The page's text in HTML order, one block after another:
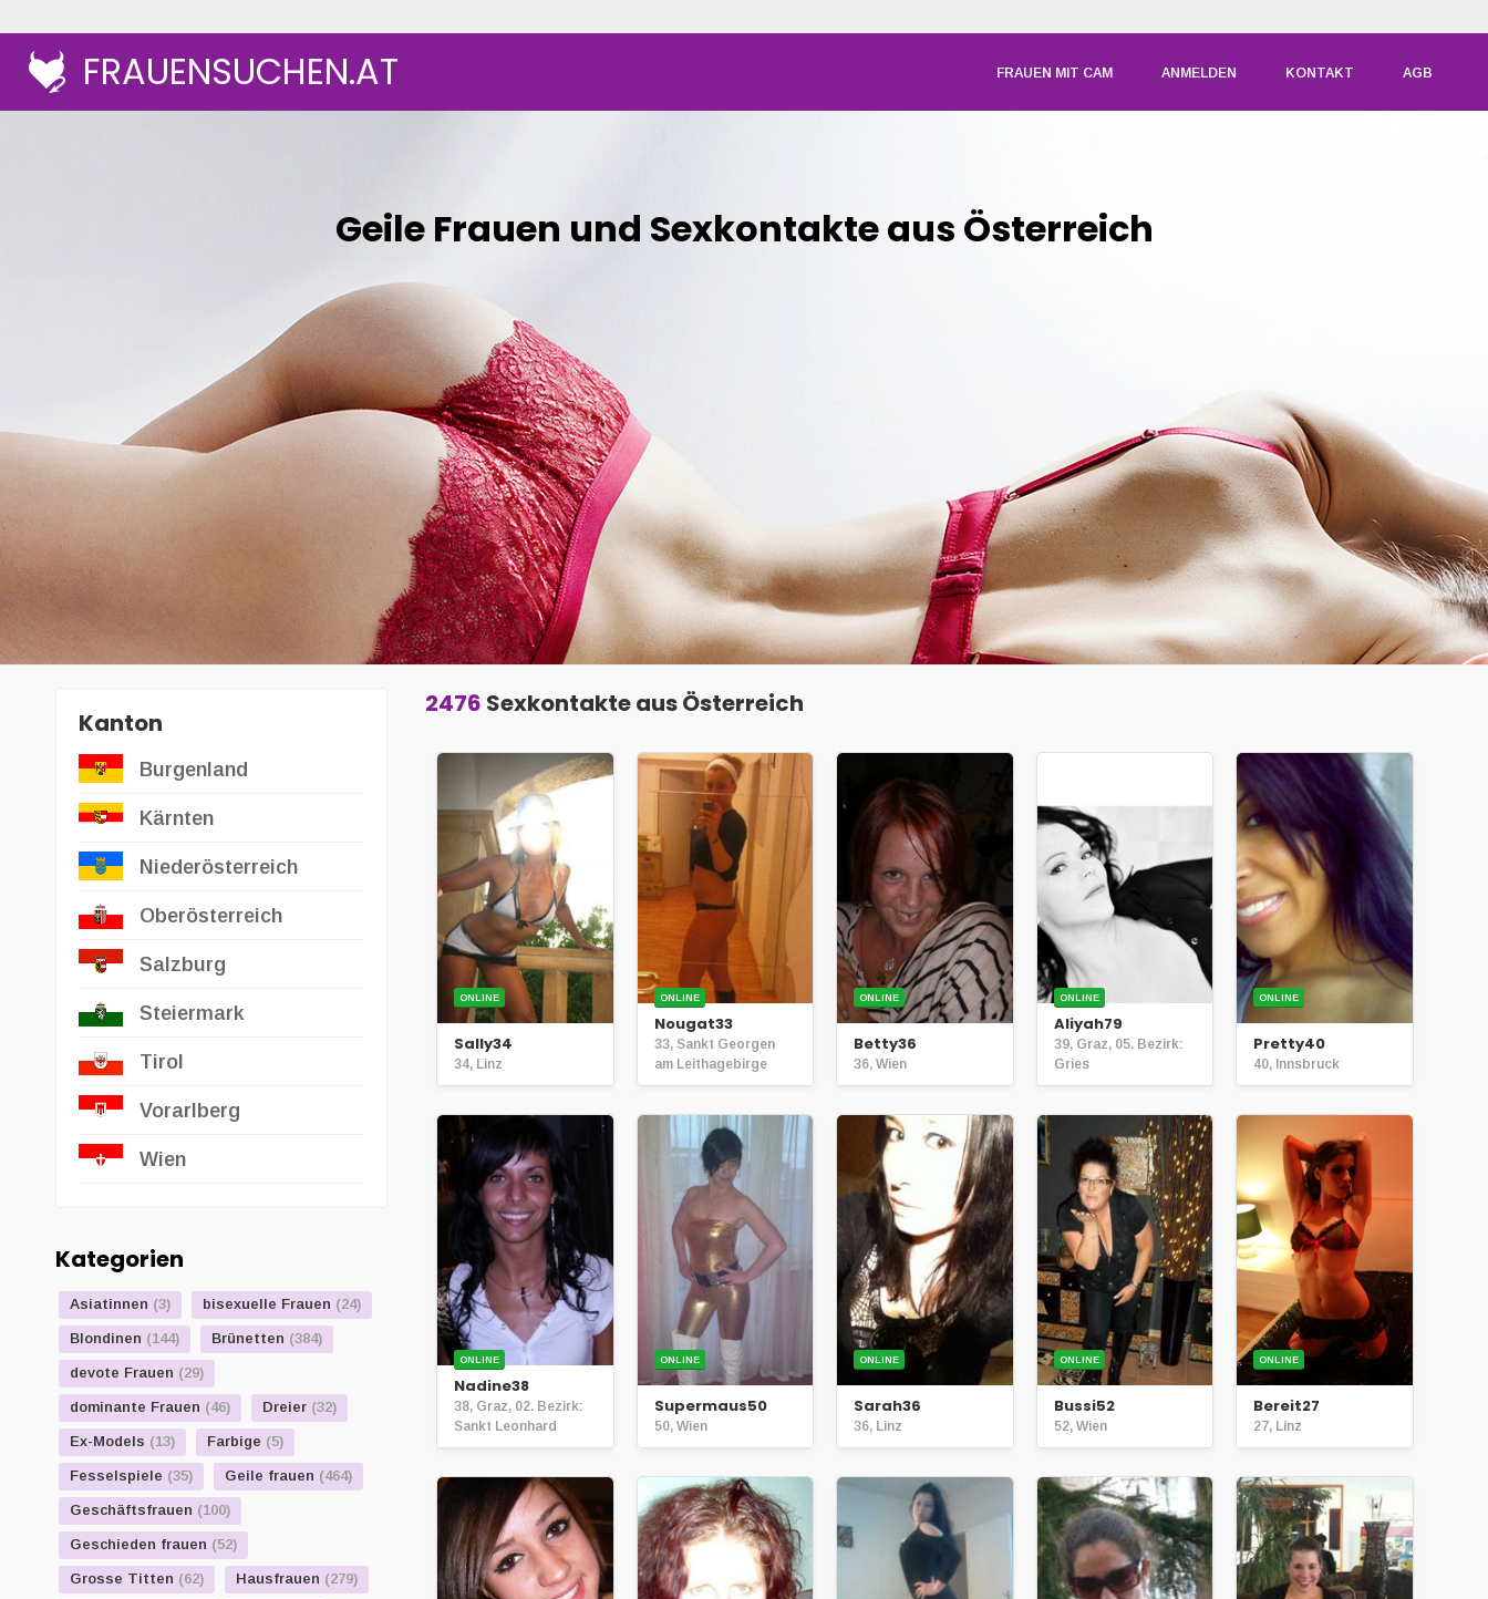
FRAUENSUCHEN.AT FRAUEN MIT CAM ANMELDEN KONTAKT AGB
Geile Frauen und Sexkontakte aus Österreich
Kanton
Burgenland
Kärnten
Niederösterreich
Oberösterreich
Salzburg
Steiermark
Tirol
Vorarlberg
Wien
Kategorien
Asiatinnen (3) bisexuelle Frauen (24)
Blondinen (144) Brünetten (384)
devote Frauen (29)
dominante Frauen (46) Dreier (32)
Ex-Models (13) Farbige (5)
Fesselspiele (35) Geile frauen (464)
Geschäftsfrauen (100)
Geschieden frauen (52)
Grosse Titten (62) Hausfrauen (279)
2476 Sexkontakte aus Österreich
ONLINE
Sally34
34, Linz
ONLINE
Nougat33
33, Sankt Georgen
am Leithagebirge
ONLINE
Betty36
36, Wien
ONLINE
Aliyah79
39, Graz, 05. Bezirk:
Gries
ONLINE
Pretty40
40, Innsbruck
ONLINE
Nadine38
38, Graz, 02. Bezirk:
Sankt Leonhard
ONLINE
Supermaus50
50, Wien
ONLINE
Sarah36
36, Linz
ONLINE
Bussi52
52, Wien
ONLINE
Bereit27
27, Linz